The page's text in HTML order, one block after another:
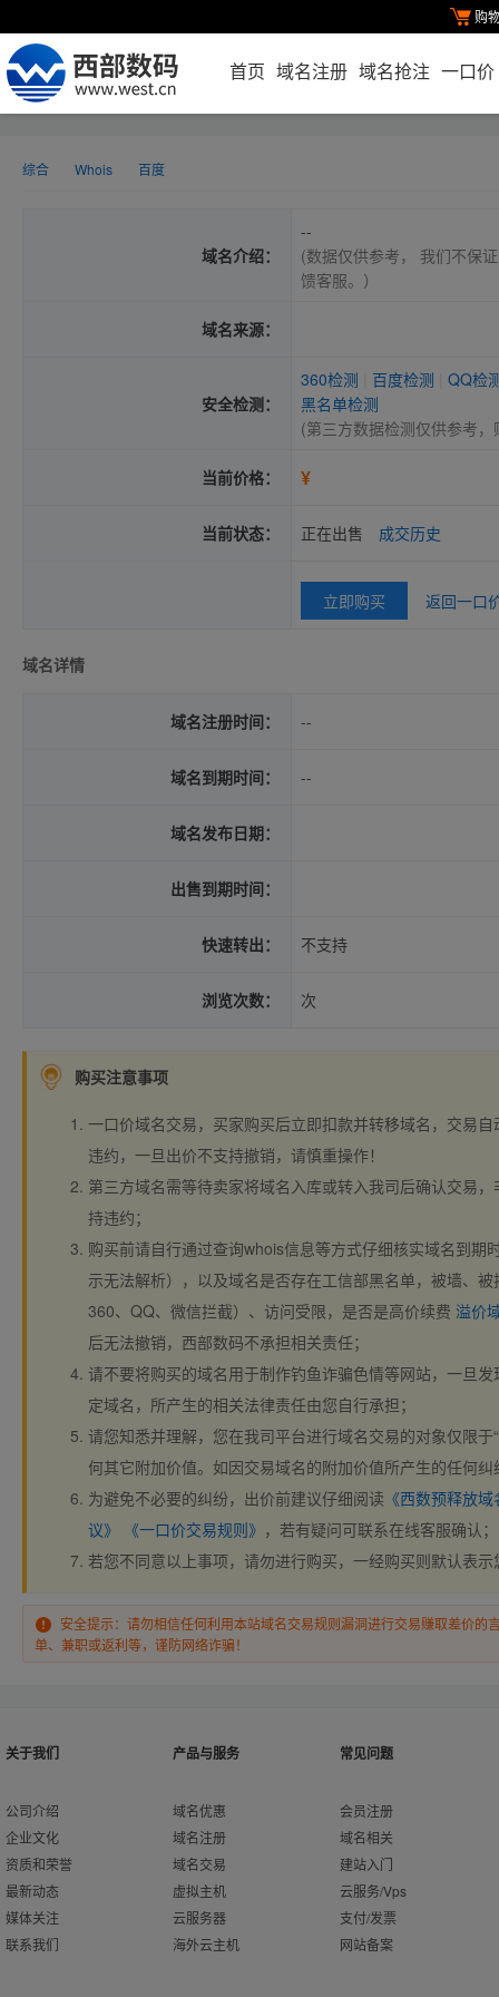
购
首页 域名注册 域名抢注 一口价
综合 Whois 百度
域名介绍：
--
(数据仅供参考， 我们不保
馈客服。）
域名来源：
安全检测：
360检测 百度检测
QQ检
黑名单检测
(第三方数据检测仅供参考
当前价格： ¥
当前状态： 正在出售 成交历史
立即购买 返回一口
域名详情
域名注册时间： --
域名到期时间： --
域名发布日期：
出售到期时间：
快速转出： 不支持
浏览次数： 次
购买注意事项
一口价域名交易，买家购买后立即扣款并转移域名，交易
违约，一旦出价不支持撤销，请慎重操作！
第三方域名需等待卖家将域名入库或转入我司后确认交易
持违约；
购买前请自行通过查询whois信息等方式仔细核实域名到期
示无法解析），以及域名是否存在工信部黑名单，被墙、
360、QQ、微信拦截）、访问受限，是否是高价续费 溢价
后无法撤销，西部数码不承担相关责任；
请不要将购买的域名用于制作钓鱼诈骗色情等网站，一旦
定域名，所产生的相关法律责任由您自行承担；
请您知悉并理解，您在我司平台进行域名交易的对象仅限于
何其它附加价值。如因交易域名的附加价值所产生的任何
为避免不必要的纠纷，出价前建议仔细阅读 《西数预释放
议》
《一口价交易规则》 ，若有疑问可联系在线客服确认；
若您不同意以上事项，请勿进行购买，一经购买则默认表
安全提示：请勿相信任何利用本站域名交易规则漏洞进行交易赚取差价的
单、兼职或返利等，谨防网络诈骗！
关于我们
公司介绍
企业文化
资质和荣誉
最新动态
媒体关注
联系我们
产品与服务
域名优惠
域名注册
域名交易
虚拟主机
云服务器
海外云主机
常见问题
会员注册
域名相关
建站入门
云服务/Vps
支付/发票
网站备案